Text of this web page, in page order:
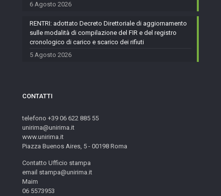
6 Agosto 2026
RENTRI: adottato Decreto Direttoriale di aggiornamento
sulle modalità di compilazione del FIR e del registro
cronologico di carico e scarico dei rifiuti
5 Agosto 2026
CONTATTI
telefono +39 06 622 885 55
unirima@unirima.it
www.unirima.it
Piazza Buenos Aires, 5 - 00198 Roma
Contatto Ufficio stampa
email stampa@unirima.it
Maim
06 5573953